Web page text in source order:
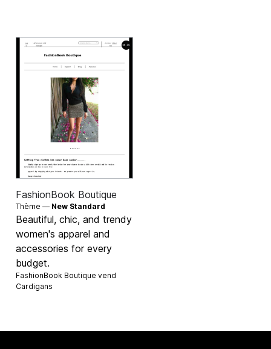
FashionBook Boutique
Thème — New Standard
Beautiful, chic, and trendy
women's apparel and
accessories for every
budget.
FashionBook Boutique vend
Cardigans